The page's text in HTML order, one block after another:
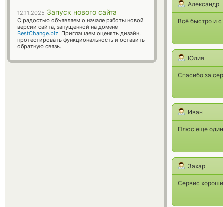
Александр
Всё быстро и
Юлия
Спасибо за
Иван
Плюс еще один
Захар
Сервис
12.11.2025 Запуск нового сайта
С радостью объявляем о начале работы новой
версии сайта, запущенной на домене
BestChange.biz. Приглашаем оценить дизайн,
протестировать функциональность и оставить
обратную связь.